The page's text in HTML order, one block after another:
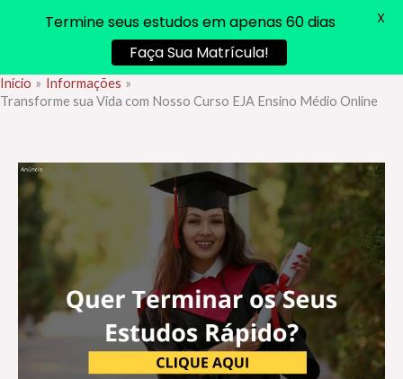
Ir
para
Início
Informações
Transforme sua Vida com Nosso Curso EJA Ensino Médio Online
Termine seus estudos em apenas 60 dias
Faça Sua Matrícula!
X